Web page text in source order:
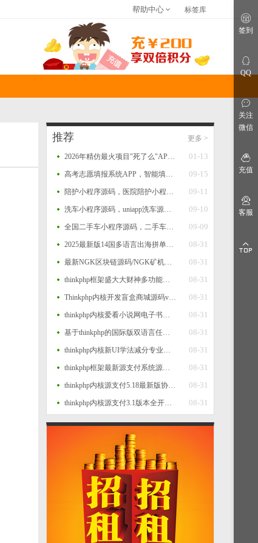
帮助中心
仿站建站
网站指南
网站公告
标签库
更多 >
推荐
01-13
2026年精仿最火项目"死了么"APP开源源码
09-15
高考志愿填报系统APP，智能填报+一键填报，查大学、查专业、一分一段、院校对比等功能源码
09-11
陪护小程序源码，医院陪护小程序系统源码，支持多运营区，陪护师、推广者等完整闭环功能
09-10
洗车小程序源码，uniapp洗车源码，多门店洗车小程序源码
09-09
全国二手车小程序源码，二手车系统，二手车交易小程序源码，二手车销售小程序平台源码
08-31
2025最新版14国多语言出海拼单商城源码，国际多语言出海商城返佣产品自动匹配订单源码
08-31
最新NGK区块链源码/NGK矿机挖矿源码/NGK公链程序/数字钱包点对点交易模式/算力
08-31
thinkphp框架盛大大财神多功能完美运营微信+支付宝+银行卡+云闪付+抢单系统源码+完整数据完美运营级
08-31
Thinkphp内核开发盲盒商城源码v2.0 对接易支付/阿里云短信/七牛云存储
08-31
thinkphp内核爱看小说网电子书源码全站打包
08-31
基于thinkphp的国际版双语言任务点赞源码系统越南版脸书任务点赞系统源码
08-31
thinkphp内核新UI学法减分专业版34235道题库学法减分专业版小程序源码
08-31
thinkphp框架最新源支付系统源码 V7版全开源 免授权 附搭建教程
08-31
thinkphp内核源支付5.18最新版协议去授权全套三端开源源码_客户端+云端+监控+协议三网免挂免输入（全套版）
08-31
thinkphp内核源支付3.1版本全开源版+店员监控软件+手机监控APP源码
签到
QQ
关注
微信
充值
客服